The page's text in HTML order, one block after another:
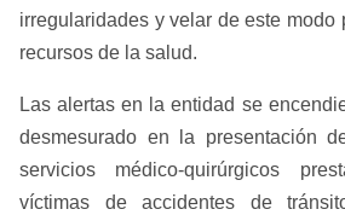
irregularidades y velar de este modo
recursos de la salud.
Las alertas en la entidad se
desmesurado en la presentación
servicios médico-quirúrgicos
víctimas de accidentes de